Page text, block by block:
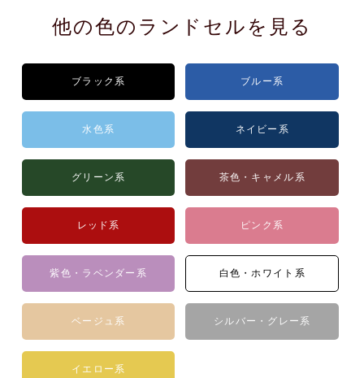
他の色のランドセルを見る
ブラック系 ブルー系
水色系 ネイビー系
グリーン系 茶色・キャメル系
レッド系 ピンク系
紫色・ラベンダー系 白色・ホワイト系
ベージュ系 シルバー・グレー系
イエロー系